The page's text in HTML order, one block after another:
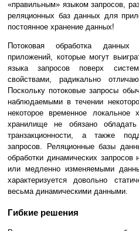
«правильным» языком запросов,
реляционных баз данных для
постоянное хранение данных!
Потоковая обработка данных
приложений, которые могут
языка запросов поверх
свойствами, радикально
Поскольку потоковые запросы
наблюдаемыми в течении
некоторое временное
хранилище не обязано обладать
транзакционности, а также
запросов. Реляционные базы
обработки динамических запросов
или медленно изменяемыми
характеризуется довольно
весьма динамическими данными.
Гибкие решения